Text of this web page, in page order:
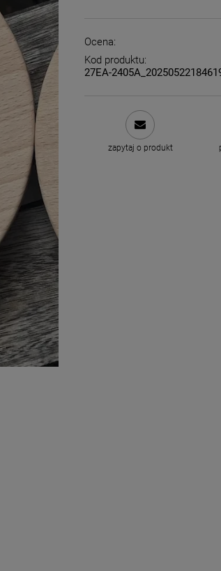
Ocena:
Kod produktu:
27EA-
zapytaj o produkt